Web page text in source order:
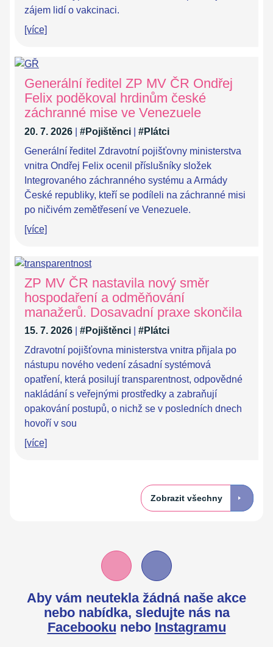
zájem lidí o vakcinaci.
[více]
Generální ředitel ZP MV ČR Ondřej
Felix poděkoval hrdinům české
záchranné mise ve Venezuele
20. 7. 2026 #Pojištěnci
#Plátci
Generální ředitel Zdravotní pojišťovny ministerstva
vnitra Ondřej Felix ocenil příslušníky složek
Integrovaného záchranného systému a Armády
České republiky, kteří se podíleli na záchranné misi
po ničivém zemětřesení ve Venezuele.
[více]
ZP MV ČR nastavila nový směr
hospodaření a odměňování
manažerů. Dosavadní praxe skončila
15. 7. 2026 #Pojištěnci
#Plátci
Zdravotní pojišťovna ministerstva vnitra přijala po
nástupu nového vedení zásadní systémová
opatření, která posilují transparentnost, odpovědné
nakládání s veřejnými prostředky a zabraňují
opakování postupů, o nichž se v posledních dnech
hovoří v sou
[více]
Zobrazit všechny
Aby vám neutekla žádná naše akce
nebo nabídka, sledujte nás na
Facebooku nebo Instagramu